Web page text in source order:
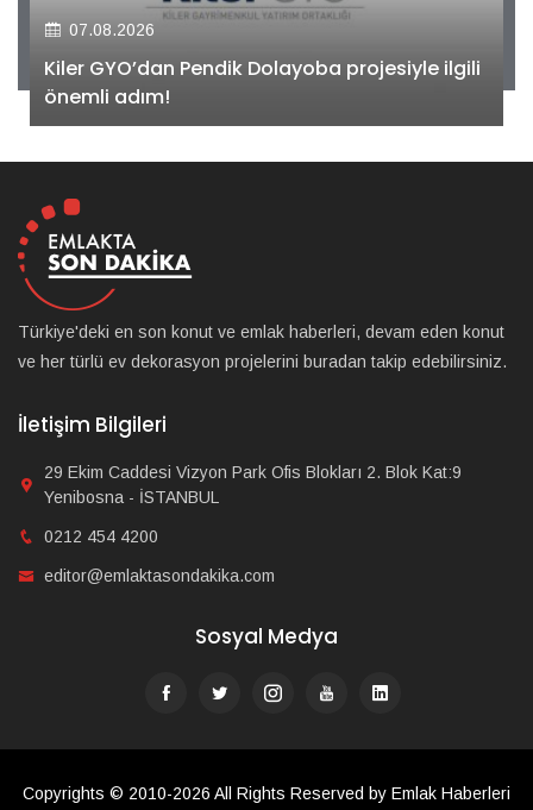
07.08.2026
Kiler GYO’dan Pendik Dolayoba projesiyle ilgili
önemli adım!
Türkiye'deki en son konut ve emlak haberleri, devam eden konut
ve her türlü ev dekorasyon projelerini buradan takip edebilirsiniz.
İletişim Bilgileri
29 Ekim Caddesi Vizyon Park Ofis Blokları 2. Blok Kat:9
Yenibosna - İSTANBUL
0212 454 4200
editor@emlaktasondakika.com
Sosyal Medya
Copyrights © 2010-2026 All Rights Reserved by Emlak Haberleri